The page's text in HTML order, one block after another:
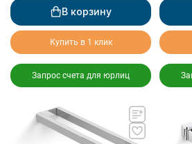
В корзину
Купить в 1 клик
Запрос счета для юрлиц